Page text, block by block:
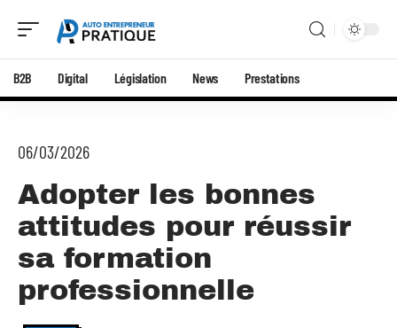
B2B Digital Législation News Prestations
06/03/2026
Adopter les bonnes
attitudes pour réussir
sa formation
professionnelle